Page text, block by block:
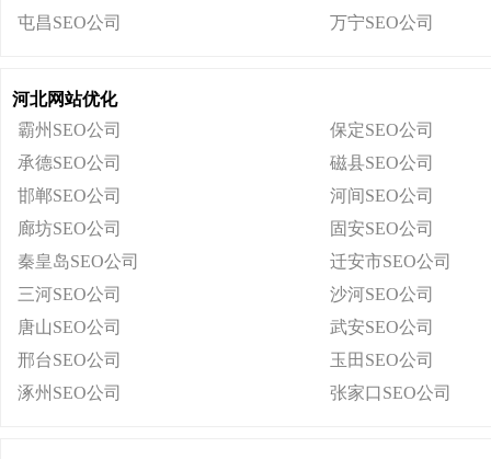
屯昌SEO公司
万宁SEO公司
河北网站优化
霸州SEO公司
保定SEO公司
承德SEO公司
磁县SEO公司
邯郸SEO公司
河间SEO公司
廊坊SEO公司
固安SEO公司
秦皇岛SEO公司
迁安市SEO公司
三河SEO公司
沙河SEO公司
唐山SEO公司
武安SEO公司
邢台SEO公司
玉田SEO公司
涿州SEO公司
张家口SEO公司